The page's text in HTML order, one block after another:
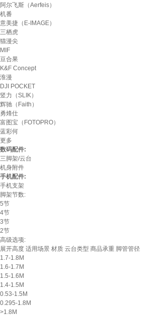
阿尔飞斯（Aerfeis）
机番
意美捷（E-IMAGE）
三栖虎
猫漫尖
MIF
豆合果
K&F Concept
淮漫
DJI POCKET
竖力（SLIK）
辉驰（Faith）
勇烽仕
富图宝（FOTOPRO）
蓝彩何
更多
数码配件:
三脚架/云台
机身附件
手机配件:
手机支架
脚架节数:
5节
4节
3节
2节
高级选项:
展开高度 适用场景 材质 云台类型 商品承重 脚管管径
1.7-1.8M
1.6-1.7M
1.5-1.6M
1.4-1.5M
0.53-1.5M
0.295-1.8M
>1.8M